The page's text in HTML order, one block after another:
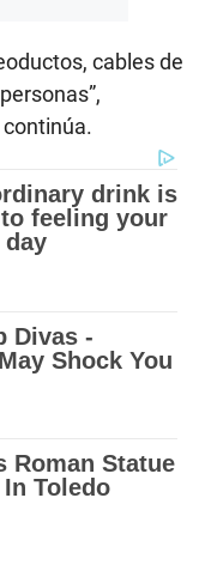
cables de
continúa.